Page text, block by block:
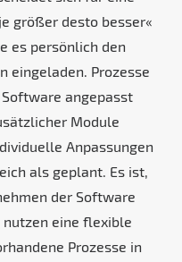
größer desto besser«
es persönlich den
eingeladen. Prozesse
angepasst
Module
Anpassungen
als geplant. Es ist,
der Software
nutzen eine flexible
Prozesse in